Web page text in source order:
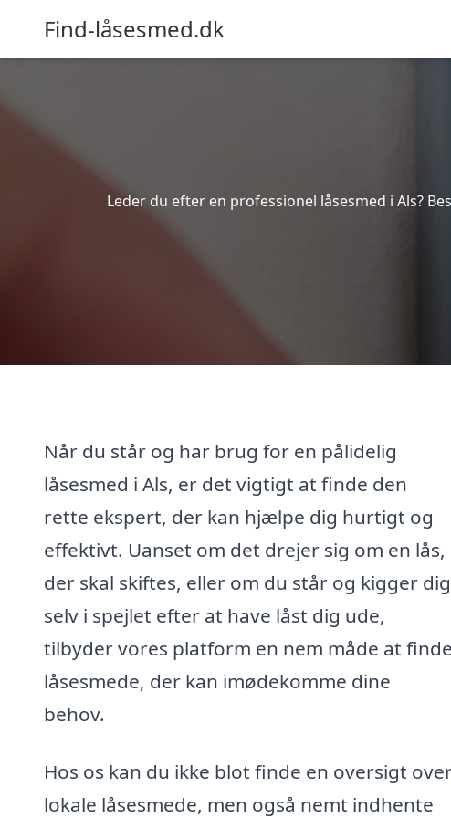
Find-låsesmed.dk
Leder du efter en professionel låsesmed i Als?
Når du står og har brug for en pålidelig
låsesmed i Als, er det vigtigt at finde den
rette ekspert, der kan hjælpe dig hurtigt og
effektivt. Uanset om det drejer sig om en lås,
der skal skiftes, eller om du står og kigger dig
selv i spejlet efter at have låst dig ude,
tilbyder vores platform en nem måde at finde
låsesmede, der kan imødekomme dine
behov.
Hos os kan du ikke blot finde en oversigt
lokale låsesmede, men også nemt indhente